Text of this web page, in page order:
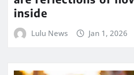
inside
Lulu News Jan 1, 2026